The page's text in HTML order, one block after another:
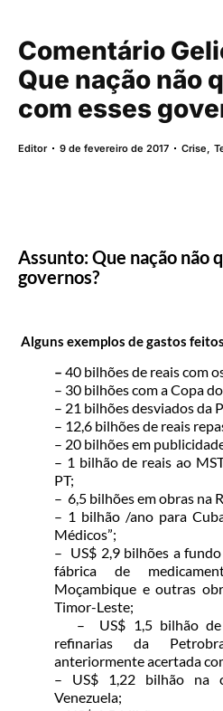
Comentário
Que nação não
com esses
Editor 9 de fevereiro de 2017 Crise,
Assunto: Que nação não
governos?
Alguns exemplos de gastos
– 40 bilhões de reais com
– 30 bilhões com a Copa
– 21 bilhões desviados da
– 12,6 bilhões de reais
– 20 bilhões em
– 1 bilhão de reais ao
PT;
– 6,5 bilhões em obras na
– 1 bilhão /ano para
Médicos”;
– US$ 2,9 bilhões a
fábrica de
Moçambique e outras
Timor-Leste;
– US$ 1,5 bilhão de
refinarias da
anteriormente acertada
– US$ 1,22 bilhão na
Venezuela;